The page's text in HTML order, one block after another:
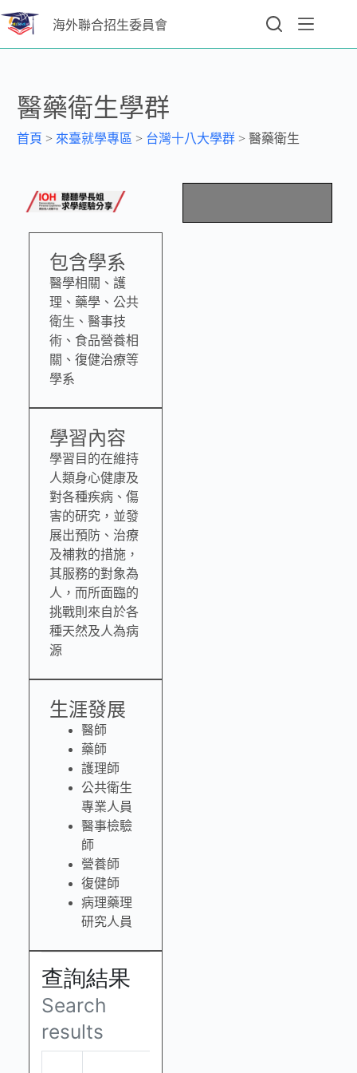
海外聯合招生委員會
醫藥衛生學群
首頁 > 來臺就學專區 > 台灣十八大學群 >醫藥衛生
包含學系
醫學相關、護
理、藥學、公共
衛生、醫事技
術、食品營養相
關、復健治療等
學系
學習內容
學習目的在維持
人類身心健康及
對各種疾病、傷
害的研究，並發
展出預防、治療
及補救的措施，
其服務的對象為
人，而所面臨的
挑戰則來自於各
種天然及人為病
源
生涯發展
醫師
藥師
護理師
公共衛生
專業人員
醫事檢驗
師
營養師
復健師
病理藥理
研究人員